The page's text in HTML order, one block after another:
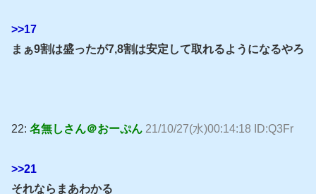
>>17
まぁ9割は盛ったが7,8割は安定して取れるようになるやろ
22: 名無しさん＠おーぷん 21/10/27(水)00:14:18 ID:Q3Fr
>>21
それならまあわかる